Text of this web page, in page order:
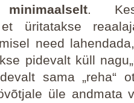
.
üritatakse
need
pidevalt küll
sama „reha“
üle andmata